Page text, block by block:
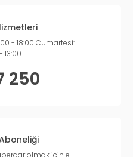
- 18:00 Cumartesi:
13:00
250
olmak için e-